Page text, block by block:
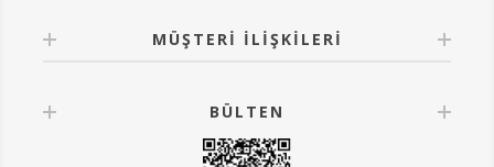
MÜŞTERI İLIŞKILERI
BÜLTEN